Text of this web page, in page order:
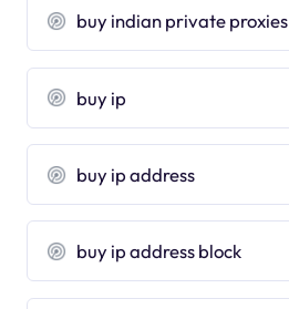
buy indian private proxies
buy ip
buy ip address
buy ip address block